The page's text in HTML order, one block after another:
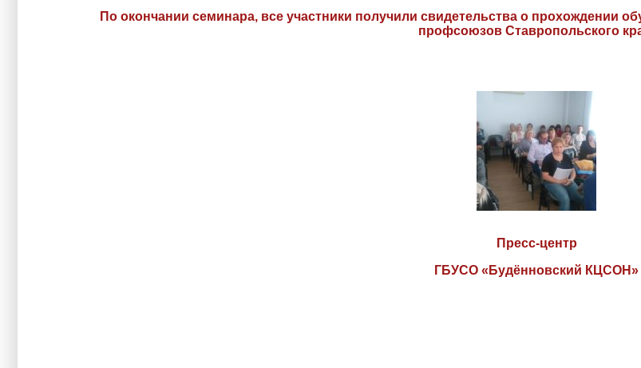
По окончании семинара, все участники получили свидетельства о прохождении
профсоюзов Ставропольского
Пресс-центр
ГБУСО «Будённовский КЦСОН»